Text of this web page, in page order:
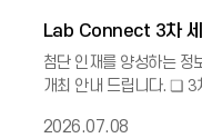
Lab Connect 3차 세
첨단 인재를 양성하는
개최 안내 드립니다. ❏
2026.07.08